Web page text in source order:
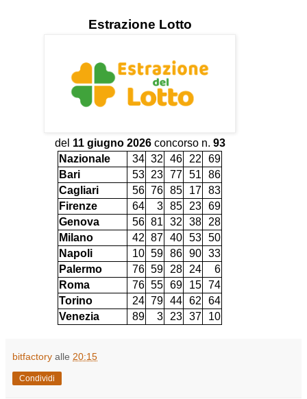
Estrazione Lotto
del 11 giugno 2026concorso n. 93
Nazionale
34 32 46 22
69
Bari
53 23 77 51
86
Cagliari
56 76 85 17 83
Firenze
64 3 85 23 69
Genova
56 81 32 38
28
Milano
42 87 40 53 50
Napoli
10 59 86 90 33
Palermo
76 59 28 24
6
Roma
76 55 69 15 74
Torino
24 79 44 62
64
Venezia
89 3 23 37 10
bitfactory alle 20:15
Condividi